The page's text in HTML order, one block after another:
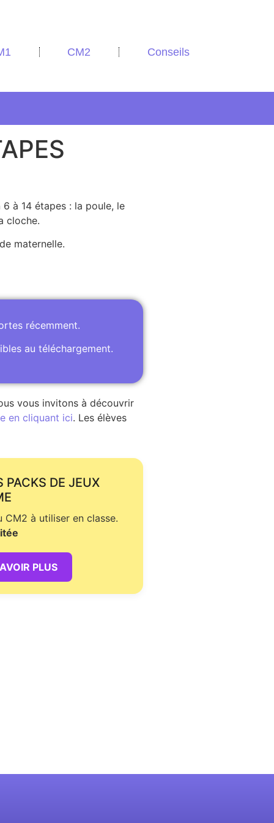
CM2 Conseils
à 14 étapes : la poule, le
cloche.
maternelle.
récemment.
au téléchargement.
vous invitons à découvrir
en cliquant ici. Les élèves
PACKS DE JEUX
CM2 à utiliser en classe.
PLUS